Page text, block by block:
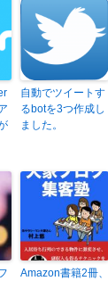
自動でツイートす
るbotを3つ作成し
ました。
Amazon書籍2冊、